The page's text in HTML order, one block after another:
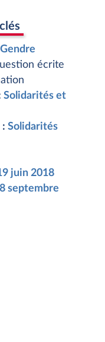
écrite
Solidarités et
: Solidarités
juin 2018
septembre